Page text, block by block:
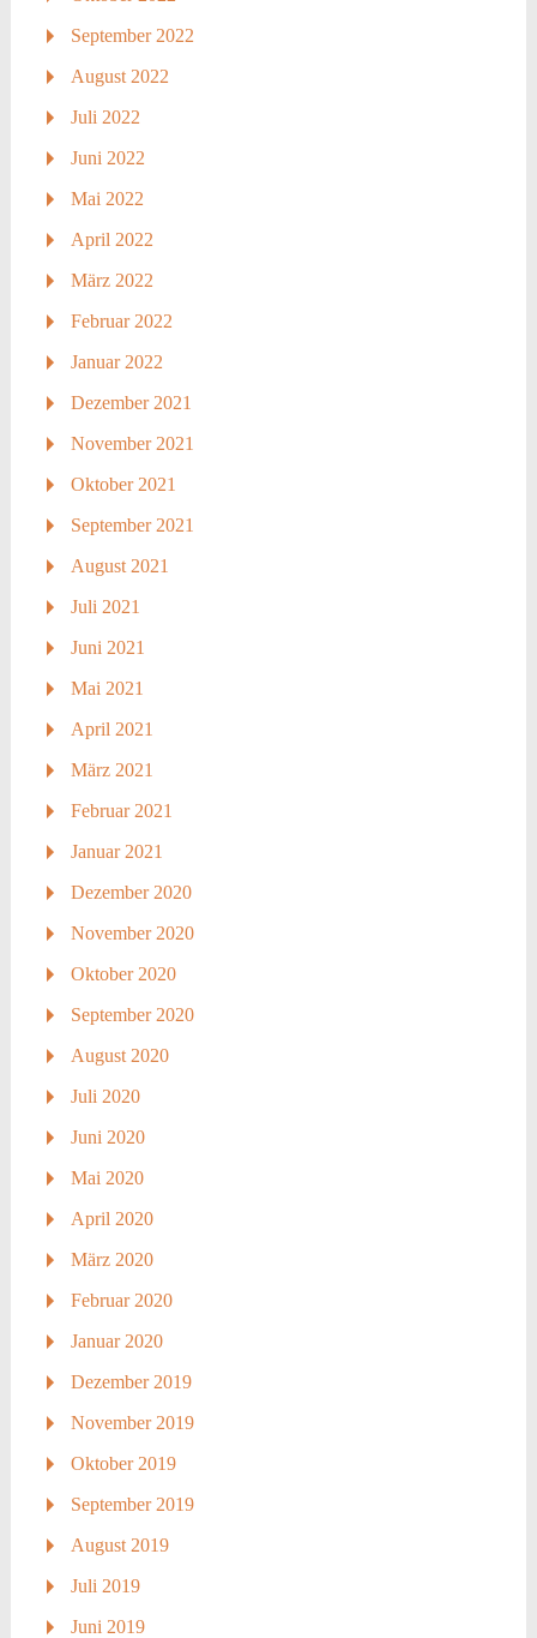
September 2022
August 2022
Juli 2022
Juni 2022
Mai 2022
April 2022
März 2022
Februar 2022
Januar 2022
Dezember 2021
November 2021
Oktober 2021
September 2021
August 2021
Juli 2021
Juni 2021
Mai 2021
April 2021
März 2021
Februar 2021
Januar 2021
Dezember 2020
November 2020
Oktober 2020
September 2020
August 2020
Juli 2020
Juni 2020
Mai 2020
April 2020
März 2020
Februar 2020
Januar 2020
Dezember 2019
November 2019
Oktober 2019
September 2019
August 2019
Juli 2019
Juni 2019